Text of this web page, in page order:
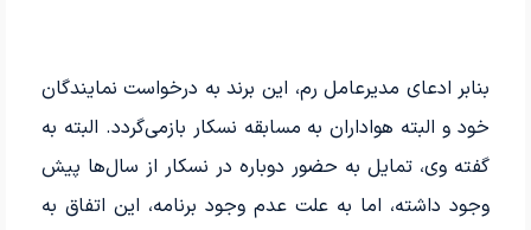
بنابر ادعای مدیرعامل رم، این برند به درخواست نمایندگان
خود و البته هواداران به مسابقه نسکار بازمی‌گردد. البته به
گفته وی، تمایل به حضور دوباره در نسکار از سال‌ها پیش
وجود داشته، اما به علت عدم وجود برنامه، این اتفاق به